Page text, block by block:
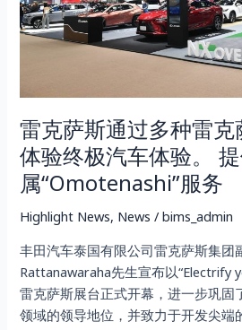
Mazda6e
电
车
雷克萨斯通过多种雷
体验终极汽车体验。
属“Omotenashi”服务
Highlight News, News /bims_admin
丰田汽车泰国有限公司雷克萨斯集团
Rattanawaraha先生宣布以“Electrify
雷克萨斯展台正式开幕，进一步巩固
领域的领导地位，并致力于开发尖端
种
雷
斯
电
动
车
型
体
终
极
汽
车